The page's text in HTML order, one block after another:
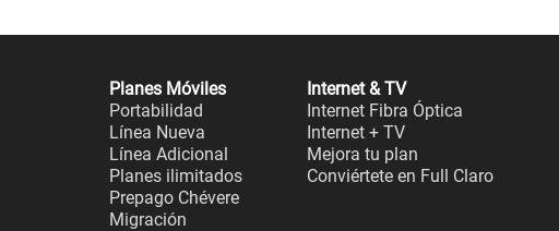
Planes Móviles
Portabilidad
Línea Nueva
Línea Adicional
Planes ilimitados
Prepago Chévere
Migración
Internet & TV
Internet Fibra Óptica
Internet + TV
Mejora tu plan
Conviértete en Full Claro